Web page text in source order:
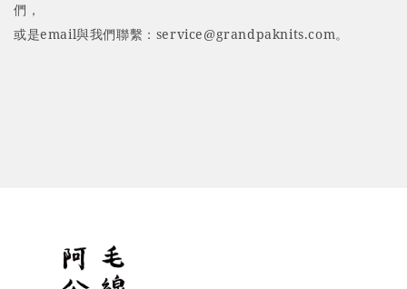
們 ，
或是email與我們聯繫：service@grandpaknits.com。